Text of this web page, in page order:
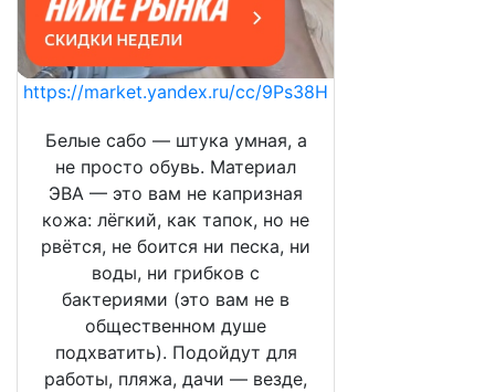
https://market.yandex.ru/cc/9Ps38H
Белые сабо — штука умная, а
не просто обувь. Материал
ЭВА — это вам не капризная
кожа: лёгкий, как тапок, но не
рвётся, не боится ни песка, ни
воды, ни грибков с
бактериями (это вам не в
общественном душе
подхватить). Подойдут для
работы, пляжа, дачи — везде,